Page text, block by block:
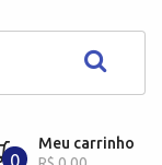
0
Meu carrinho